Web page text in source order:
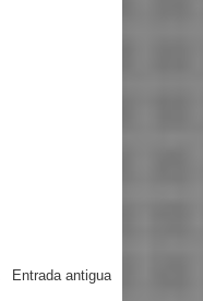
Entrada antigua